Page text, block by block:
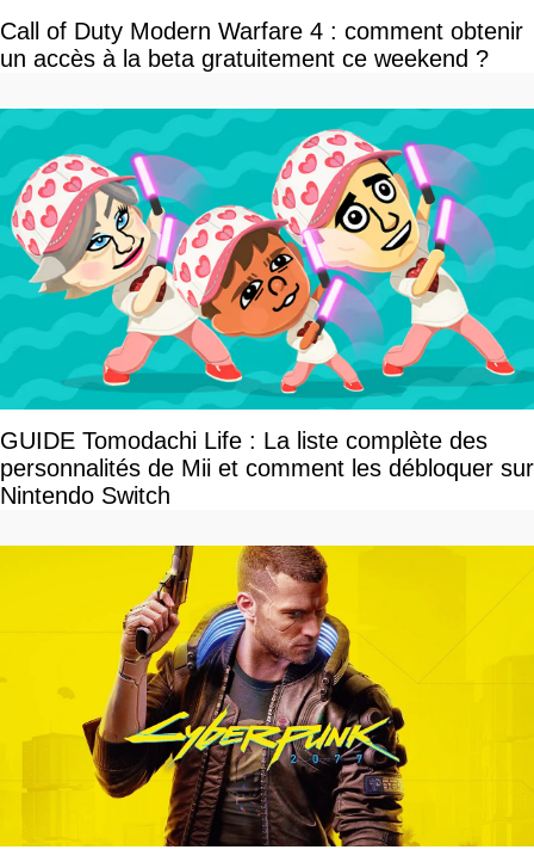
Call of Duty Modern Warfare 4 : comment obtenir
un accès à la beta gratuitement ce weekend ?
GUIDE Tomodachi Life : La liste complète des
personnalités de Mii et comment les débloquer sur
Nintendo Switch